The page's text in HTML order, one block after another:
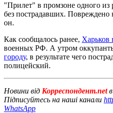
"Прилет" в промзоне одного из
без пострадавших. Повреждено
он.
Как сообщалось ранее, Харьков
военных РФ. А утром
городу, в результате чего
полицейский.
Новини від Корреспондент.net
Підписуйтесь на наші канали
WhatsApp